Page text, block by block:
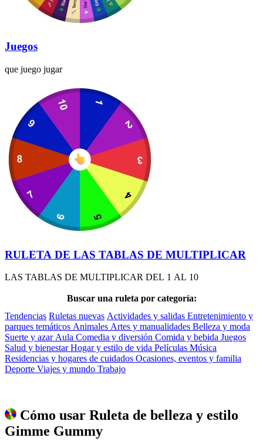
Juegos
que juego jugar
RULETA DE LAS TABLAS DE MULTIPLICAR
LAS TABLAS DE MULTIPLICAR DEL 1 AL 10
Buscar una ruleta por categoría:
Tendencias Ruletas nuevas Actividades y salidas Entretenimiento y
parques temáticos Animales Artes y manualidades Belleza y moda
Suerte y azar Aula Comedia y diversión Comida y bebida Juegos
Salud y bienestarHogar y estilo de vida Películas Música
Residencias y hogares de cuidados Ocasiones, eventos y familia
Deporte Viajes y mundo Trabajo
Gimme Gummy